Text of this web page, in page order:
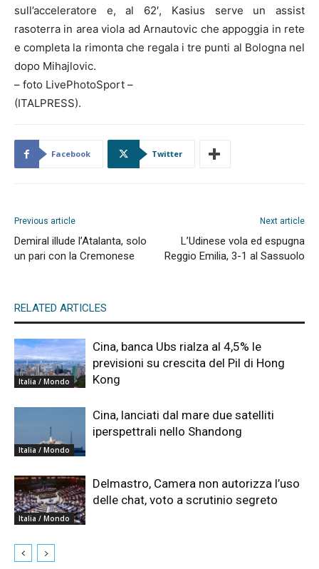
sull’acceleratore e, al 62′, Kasius serve un assist
rasoterra in area viola ad Arnautovic che appoggia in rete
e completa la rimonta che regala i tre punti al Bologna nel
dopo Mihajlovic.
– foto LivePhotoSport –
(ITALPRESS).
Facebook Twitter
Previous article
Demiral illude l’Atalanta, solo
un pari con la Cremonese
Next article
L’Udinese vola ed espugna
Reggio Emilia, 3-1 al Sassuolo
RELATED ARTICLES
Italia / Mondo
Cina, banca Ubs rialza al 4,5% le
previsioni su crescita del Pil di Hong
Kong
Italia / Mondo
Cina, lanciati dal mare due satelliti
iperspettrali nello Shandong
Italia / Mondo
Delmastro, Camera non autorizza l’uso
delle chat, voto a scrutinio segreto